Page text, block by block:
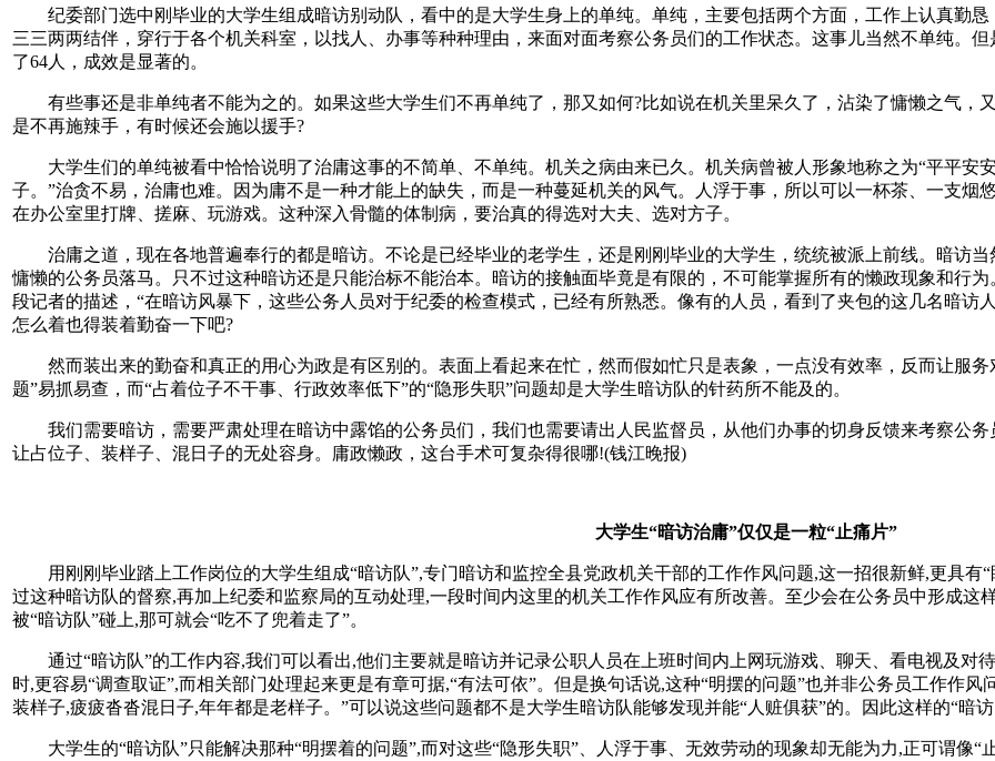
纪委部门选中刚毕业的大学生组成暗访别动队，看中的是大学生身上的单纯。单纯，主要包括两个方面，工作上认真勤
三三两两结伴，穿行于各个机关科室，以找人、办事等种种理由，来面对面考察公务员们的工作状态。这事儿当然不单纯。
了64人，成效是显著的。
有些事还是非单纯者不能为之的。如果这些大学生们不再单纯了，那又如何?比如说在机关里呆久了，沾染了慵懒之气
是不再施辣手，有时候还会施以援手?
大学生们的单纯被看中恰恰说明了治庸这事的不简单、不单纯。机关之病由来已久。机关病曾被人形象地称之为“平平
子。”治贪不易，治庸也难。因为庸不是一种才能上的缺失，而是一种蔓延机关的风气。人浮于事，所以可以一杯茶、一支烟
在办公室里打牌、搓麻、玩游戏。这种深入骨髓的体制病，要治真的得选对大夫、选对方子。
治庸之道，现在各地普遍奉行的都是暗访。不论是已经毕业的老学生，还是刚刚毕业的大学生，统统被派上前线。暗访
慵懒的公务员落马。只不过这种暗访还是只能治标不能治本。暗访的接触面毕竟是有限的，不可能掌握所有的懒政现象和行
段记者的描述，“在暗访风暴下，这些公务人员对于纪委的检查模式，已经有所熟悉。像有的人员，看到了夹包的这几名暗访
怎么着也得装着勤奋一下吧?
然而装出来的勤奋和真正的用心为政是有区别的。表面上看起来在忙，然而假如忙只是表象，一点没有效率，反而让服
题”易抓易查，而“占着位子不干事、行政效率低下”的“隐形失职”问题却是大学生暗访队的针药所不能及的。
我们需要暗访，需要严肃处理在暗访中露馅的公务员们，我们也需要请出人民监督员，从他们办事的切身反馈来考察公
让占位子、装样子、混日子的无处容身。庸政懒政，这台手术可复杂得很哪!(钱江晚报)
大学生“暗访治庸”仅仅是一粒“止痛片”
用刚刚毕业踏上工作岗位的大学生组成“暗访队”,专门暗访和监控全县党政机关干部的工作作风问题,这一招很新鲜,更具
过这种暗访队的督察,再加上纪委和监察局的互动处理,一段时间内这里的机关工作作风应有所改善。至少会在公务员中形成这
被“暗访队”碰上,那可就会“吃不了兜着走了”。
通过“暗访队”的工作内容,我们可以看出,他们主要就是暗访并记录公职人员在上班时间内上网玩游戏、聊天、看电视及
时,更容易“调查取证”,而相关部门处理起来更是有章可据,“有法可依”。但是换句话说,这种“明摆的问题”也并非公务员工作作
装样子,疲疲沓沓混日子,年年都是老样子。”可以说这些问题都不是大学生暗访队能够发现并能“人赃俱获”的。因此这样的“暗
大学生的“暗访队”只能解决那种“明摆着的问题”,而对这些“隐形失职”、人浮于事、无效劳动的现象却无能为力,正可谓像